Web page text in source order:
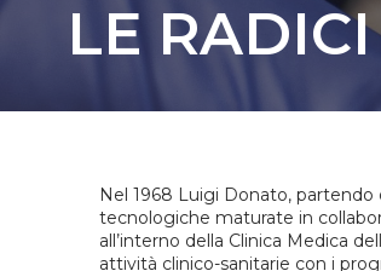
LE RADICI
Nel 1968 Luigi Donato, partendo
tecnologiche maturate in
all’interno della Clinica Medica
attività clinico-sanitarie con i